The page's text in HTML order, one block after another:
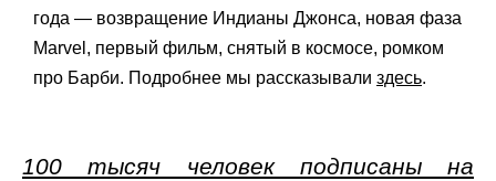
года — возвращение Индианы Джонса, новая фаза
Marvel, первый фильм, снятый в космосе, ромком
про Барби. Подробнее мы рассказывали здесь.
100 тысяч человек подписаны на